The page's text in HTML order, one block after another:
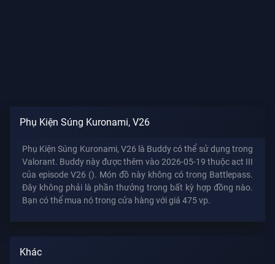
Phụ Kiện Súng Kuronami, V26
Phụ Kiện Súng Kuronami, V26 là Buddy có thể sử dụng trong
Valorant. Buddy này được thêm vào 2026-05-19 thuộc act III
của episode V26 (). Món đồ này không có trong Battlepass.
Đây không phải là phần thưởng trong bất kỳ hợp đồng nào.
Bạn có thể mua nó trong cửa hàng với giá 475 vp.
Khác